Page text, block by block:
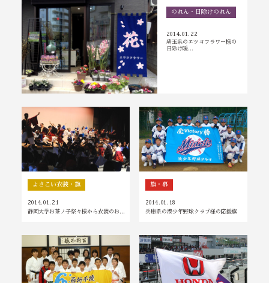
のれん・日除けのれん
2014.01.22
埼玉県のエツコフラワー様の
日除け暖…
よさこい衣装・旗
2014.01.21
静岡大学お茶ノ子祭々様から衣装のお…
旗・幕
2014.01.18
兵庫県の湊少年野球クラブ様の応援旗